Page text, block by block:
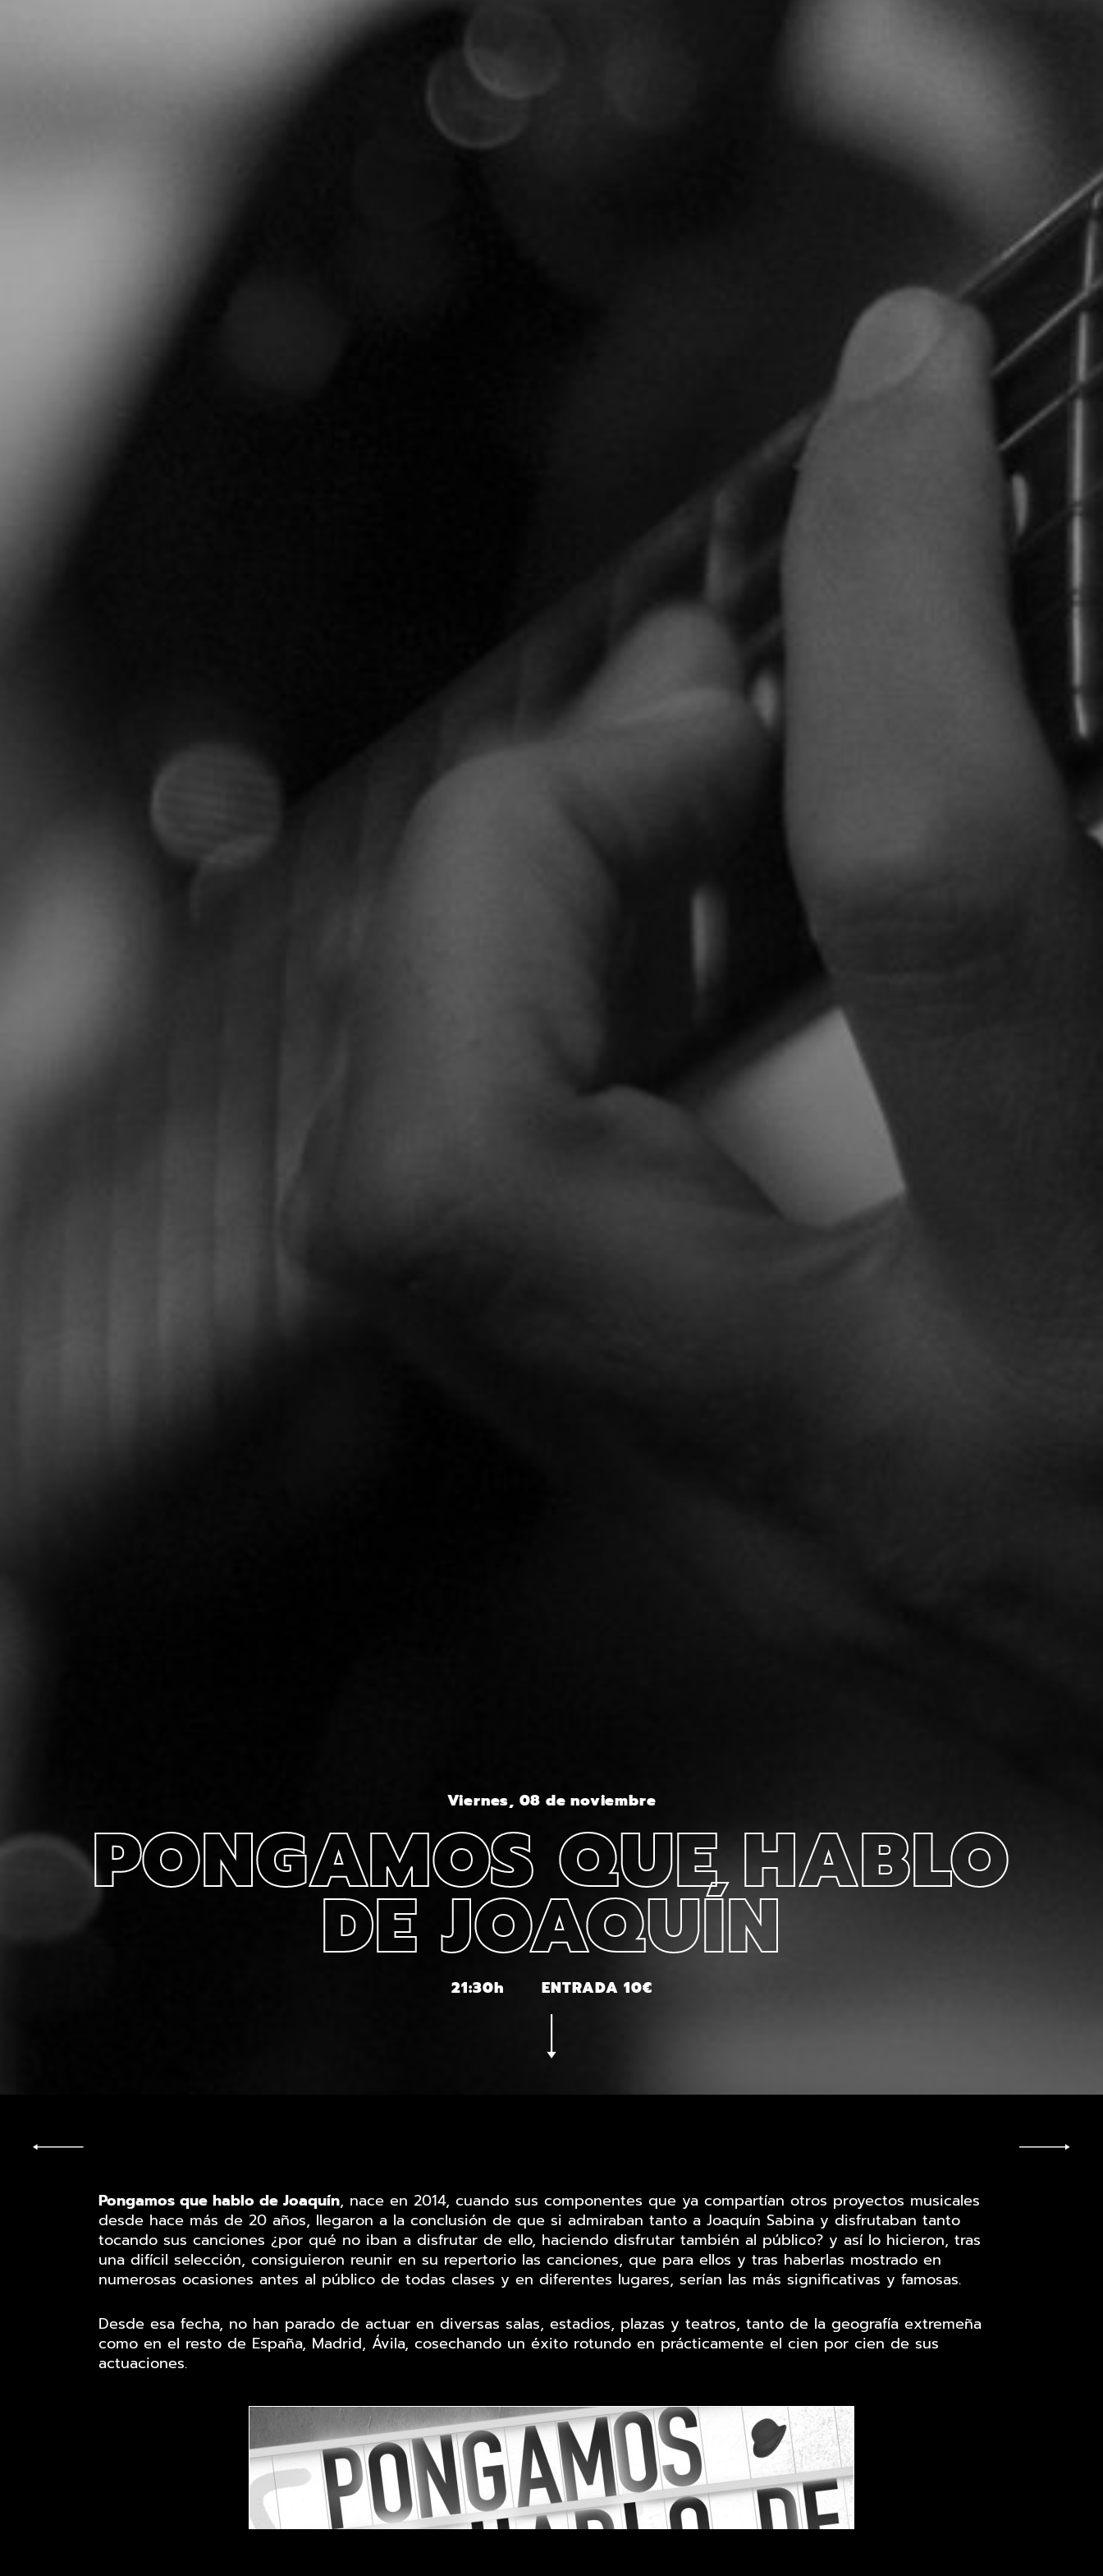
TOCA CON NOSOTROS
QUIÉNES SOMOS
CONTACTO
Viernes, 08 de noviembre
PONGAMOS QUE HABLO
DE JOAQUÍN
21:30h ENTRADA 10€
Pongamos que hablo de Joaquín, nace en 2014, cuando sus componentes que ya compartían otros proyectos musicales
desde hace más de 20 años, llegaron a la conclusión de que si admiraban tanto a Joaquín Sabina y disfrutaban tanto
tocando sus canciones ¿por qué no iban a disfrutar de ello, haciendo disfrutar también al público? y así lo hicieron, tras
una difícil selección, consiguieron reunir en su repertorio las canciones, que para ellos y tras haberlas mostrado en
numerosas ocasiones antes al público de todas clases y en diferentes lugares, serían las más significativas y famosas.
Desde esa fecha, no han parado de actuar en diversas salas, estadios, plazas y teatros, tanto de la geografía extremeña
como en el resto de España, Madrid, Ávila, cosechando un éxito rotundo en prácticamente el cien por cien de sus
actuaciones.